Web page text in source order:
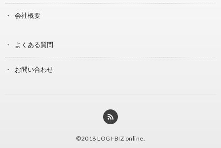
会社概要
よくある質問
お問い合わせ
©2018 LOGI-BIZ online.